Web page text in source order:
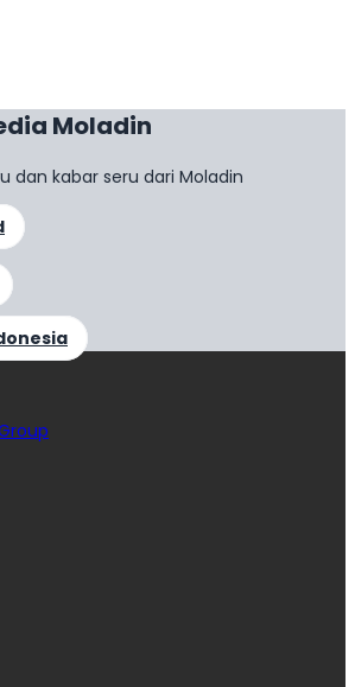
Moladin
kabar seru dari Moladin